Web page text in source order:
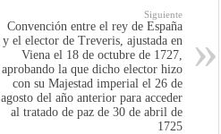
Siguiente
Convención entre el rey de España
y el elector de Treveris, ajustada en
Viena el 18 de octubre de 1727,
aprobando la que dicho elector hizo
con su Majestad imperial el 26 de
agosto del año anterior para acceder
al tratado de paz de 30 de abril de
1725